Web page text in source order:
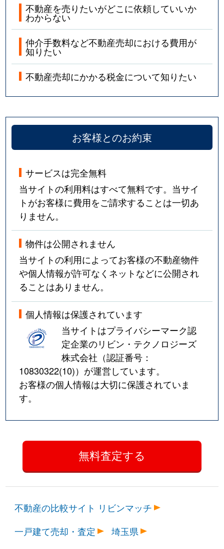
不動産を売りたいがどこに依頼していいか
わからない
仲介手数料など不動産売却における費用が
知りたい
不動産売却にかかる税金について知りたい
お客様とのお約束
サービスは完全無料
当サイトの利用料はすべて無料です。当サイ
トがお客様に費用をご請求することは一切あ
りません。
物件は公開されません
当サイトの利用によってお客様の不動産物件
や個人情報が許可なくネットなどに公開され
ることはありません。
個人情報は保護されています
当サイトはプライバシーマーク認
定企業のリビン・テクノロジーズ
株式会社（認証番号：
10830322(10)）が運営しています。
お客様の個人情報は大切に保護されていま
す。
不動産の比較サイト リビンマッチ
一戸建て売却・査定
埼玉県